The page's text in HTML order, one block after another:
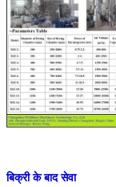
बिक्री के बाद सेवा